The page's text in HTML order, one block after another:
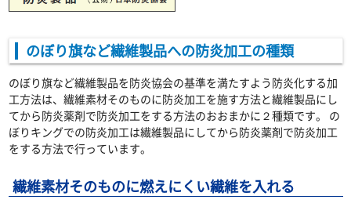
のぼり旗など繊維製品への防炎加工の種類
のぼり旗など繊維製品を防炎協会の基準を満たすよう防炎化する加
工方法は、繊維素材そのものに防炎加工を施す方法と繊維製品にし
てから防炎薬剤で防炎加工をする方法のおおまかに２種類です。 の
ぼりキングでの防炎加工は繊維製品にしてから防炎薬剤で防炎加工
をする方法で行っています。
繊維素材そのものに燃えにくい繊維を入れる